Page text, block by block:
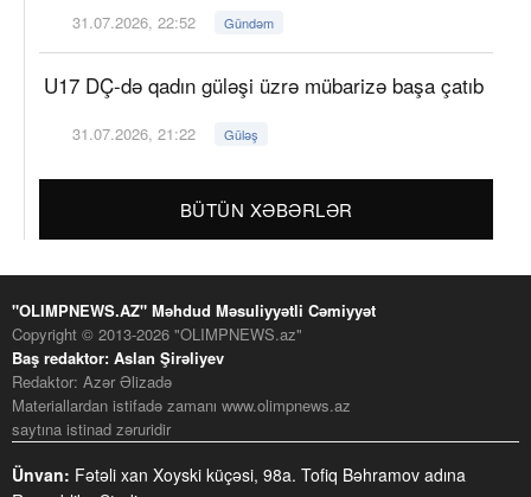
31.07.2026, 22:52 Gündəm
U17 DÇ-də qadın güləşi üzrə mübarizə başa çatıb
31.07.2026, 21:22 Güləş
BÜTÜN XƏBƏRLƏR
"OLIMPNEWS.AZ" Məhdud Məsuliyyətli Cəmiyyət
Copyright © 2013-2026 "OLIMPNEWS.az"
Baş redaktor: Aslan Şirəliyev
Redaktor: Azər Əlizadə
Materiallardan istifadə zamanı www.olimpnews.az
saytına istinad zəruridir
Ünvan: Fətəli xan Xoyski küçəsi, 98a. Tofiq Bəhramov adına